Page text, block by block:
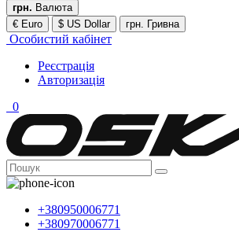
грн. Валюта
€ Euro
$ US Dollar грн. Гривна
Особистий кабінет
Реєстрація
Авторизація
0
+380950006771
+380970006771